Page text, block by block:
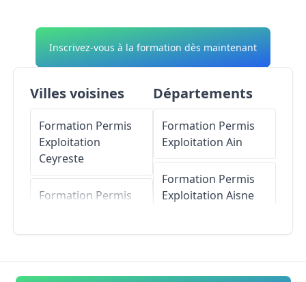
Inscrivez-vous à la formation dès maintenant
Villes voisines
Formation Permis
Exploitation
Ceyreste
Formation Permis
Exploitation
Départements
Formation Permis
Exploitation Ain
Formation Permis
Exploitation Aisne
Formation Permis